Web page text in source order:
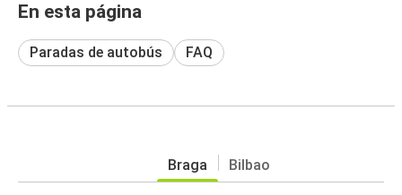
En esta página
Paradas de autobús FAQ
Braga Bilbao